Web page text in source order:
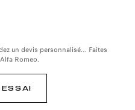
un devis personnalisé… Faites
Romeo.